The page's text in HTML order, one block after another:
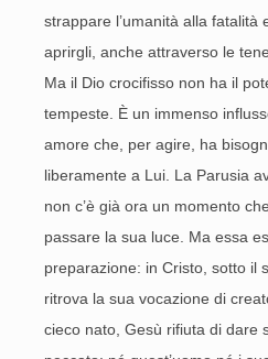
strappare l’umanità alla fatalità
aprirgli, anche attraverso le
Ma il Dio crocifisso non ha il
tempeste. È un immenso
amore che, per agire, ha
liberamente a Lui. La Parusia
non c’è già ora un momento
passare la sua luce. Ma essa
preparazione: in Cristo, sotto il
ritrova la sua vocazione di
cieco nato, Gesù rifiuta di dare